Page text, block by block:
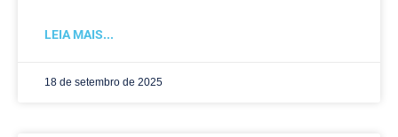
LEIA MAIS...
18 de setembro de 2025